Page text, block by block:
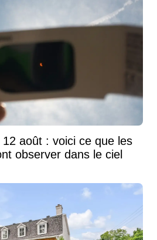
août : voici ce que les
observer dans le ciel